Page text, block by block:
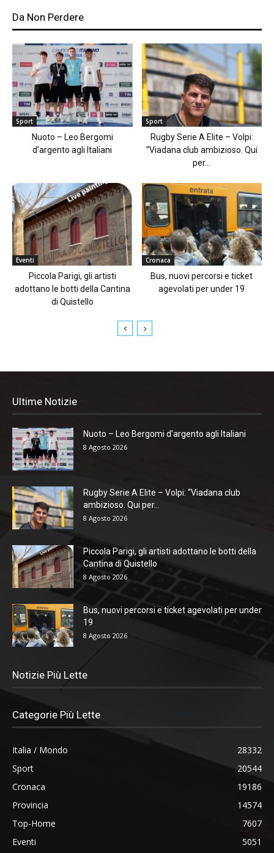
Da Non Perdere
Sport
Nuoto – Leo Bergomi
d’argento agli Italiani
Sport
Rugby Serie A Elite – Volpi:
“Viadana club ambizioso. Qui
per...
Eventi
Piccola Parigi, gli artisti
adottano le botti della Cantina
di Quistello
Cronaca
Bus, nuovi percorsi e ticket
agevolati per under 19
Ultime Notizie
Nuoto – Leo Bergomi d’argento agli Italiani
8 Agosto 2026
Rugby Serie A Elite – Volpi: “Viadana club
ambizioso. Qui per...
8 Agosto 2026
Piccola Parigi, gli artisti adottano le botti della
Cantina di Quistello
8 Agosto 2026
Bus, nuovi percorsi e ticket agevolati per under
19
8 Agosto 2026
Notizie Più Lette
Categorie Più Lette
Italia / Mondo
28332
Sport
20544
Cronaca
19186
Provincia
14574
Top-Home
7607
Eventi
5051